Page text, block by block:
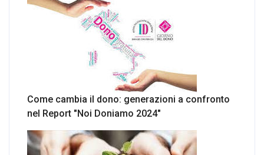
Come cambia il dono: generazioni a confronto
nel Report "Noi Doniamo 2024"